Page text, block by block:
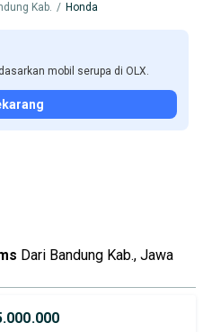
Kab. / Honda
mobil serupa di OLX.
Dari Bandung Kab., Jawa